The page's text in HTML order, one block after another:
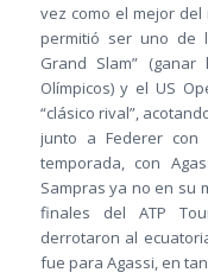
vez como el mejor
permitió ser uno de
Grand Slam”
Olímpicos) y el US
“clásico rival”,
junto a Federer
temporada, con
Sampras ya no en su
finales del ATP
derrotaron al
fue para Agassi, en